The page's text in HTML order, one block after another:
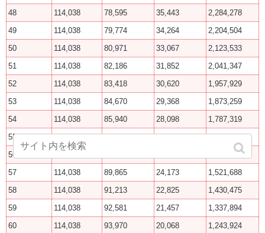
48
114,038 78,595 35,443
2,284,278
49
114,038 79,774 34,264
2,204,504
50
114,038 80,971 33,067
2,123,533
51
114,038 82,186 31,852
2,041,347
52
114,038 83,418 30,620
1,957,929
53
114,038 84,670 29,368
1,873,259
54
114,038 85,940 28,098
1,787,319
55
114,038 87,229 26,809
1,700,090
56
1,611,553
57
114,038 89,865 24,173
1,521,688
58
114,038 91,213 22,825
1,430,475
59
114,038 92,581 21,457
1,337,894
60
114,038 93,970 20,068
1,243,924